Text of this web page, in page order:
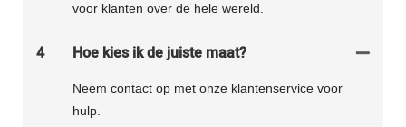
voor klanten over de hele wereld.
4 Hoe kies ik de juiste maat?
Neem contact op met onze klantenservice voor
hulp.